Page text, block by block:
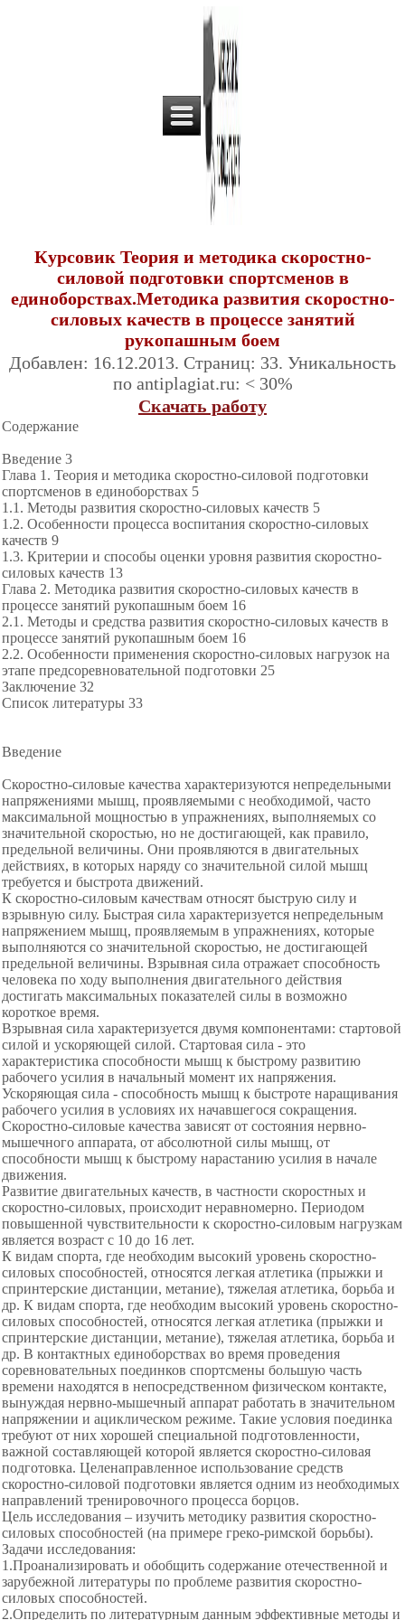
Курсовик Теория и методика скоростно-
силовой подготовки спортсменов в
единоборствах.Методика развития скоростно-
силовых качеств в процессе занятий
рукопашным боем
Добавлен: 16.12.2013. Страниц: 33. Уникальность
по antiplagiat.ru: < 30%
Скачать работу
Содержание
Введение 3
Глава 1. Теория и методика скоростно-силовой подготовки
спортсменов в единоборствах 5
1.1. Методы развития скоростно-силовых качеств 5
1.2. Особенности процесса воспитания скоростно-силовых
качеств 9
1.3. Критерии и способы оценки уровня развития скоростно-
силовых качеств 13
Глава 2. Методика развития скоростно-силовых качеств в
процессе занятий рукопашным боем 16
2.1. Методы и средства развития скоростно-силовых качеств в
процессе занятий рукопашным боем 16
2.2. Особенности применения скоростно-силовых нагрузок на
этапе предсоревновательной подготовки 25
Заключение 32
Список литературы 33
Введение
Скоростно-силовые качества характеризуются непредельными
напряжениями мышц, проявляемыми с необходимой, часто
максимальной мощностью в упражнениях, выполняемых со
значительной скоростью, но не достигающей, как правило,
предельной величины. Они проявляются в двигательных
действиях, в которых наряду со значительной силой мышц
требуется и быстрота движений.
К скоростно-силовым качествам относят быструю силу и
взрывную силу. Быстрая сила характеризуется непредельным
напряжением мышц, проявляемым в упражнениях, которые
выполняются со значительной скоростью, не достигающей
предельной величины. Взрывная сила отражает способность
человека по ходу выполнения двигательного действия
достигать максимальных показателей силы в возможно
короткое время.
Взрывная сила характеризуется двумя компонентами: стартовой
силой и ускоряющей силой. Стартовая сила - это
характеристика способности мышц к быстрому развитию
рабочего усилия в начальный момент их напряжения.
Ускоряющая сила - способность мышц к быстроте наращивания
рабочего усилия в условиях их начавшегося сокращения.
Скоростно-силовые качества зависят от состояния нервно-
мышечного аппарата, от абсолютной силы мышц, от
способности мышц к быстрому нарастанию усилия в начале
движения.
Развитие двигательных качеств, в частности скоростных и
скоростно-силовых, происходит неравномерно. Периодом
повышенной чувствительности к скоростно-силовым нагрузкам
является возраст с 10 до 16 лет.
К видам спорта, где необходим высокий уровень скоростно-
силовых способностей, относятся легкая атлетика (прыжки и
спринтерские дистанции, метание), тяжелая атлетика, борьба и
др. К видам спорта, где необходим высокий уровень скоростно-
силовых способностей, относятся легкая атлетика (прыжки и
спринтерские дистанции, метание), тяжелая атлетика, борьба и
др. В контактных единоборствах во время проведения
соревновательных поединков спортсмены большую часть
времени находятся в непосредственном физическом контакте,
вынуждая нервно-мышечный аппарат работать в значительном
напряжении и ациклическом режиме. Такие условия поединка
требуют от них хорошей специальной подготовленности,
важной составляющей которой является скоростно-силовая
подготовка. Целенаправленное использование средств
скоростно-силовой подготовки является одним из необходимых
направлений тренировочного процесса борцов.
Цель исследования – изучить методику развития скоростно-
силовых способностей (на примере греко-римской борьбы).
Задачи исследования:
1.Проанализировать и обобщить содержание отечественной и
зарубежной литературы по проблеме развития скоростно-
силовых способностей.
2.Определить по литературным данным эффективные методы и